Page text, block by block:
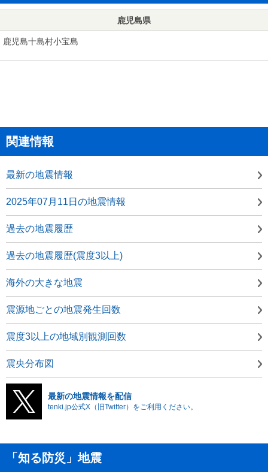
鹿児島県
鹿児島十島村小宝島
関連情報
最新の地震情報
2025年07月11日の地震情報
過去の地震履歴
過去の地震履歴(震度3以上)
海外の大きな地震
震源地ごとの地震発生回数
震度3以上の地域別観測回数
震央分布図
最新の地震情報を配信
tenki.jp公式X（旧Twitter）をご利用ください。
「知る防災」地震